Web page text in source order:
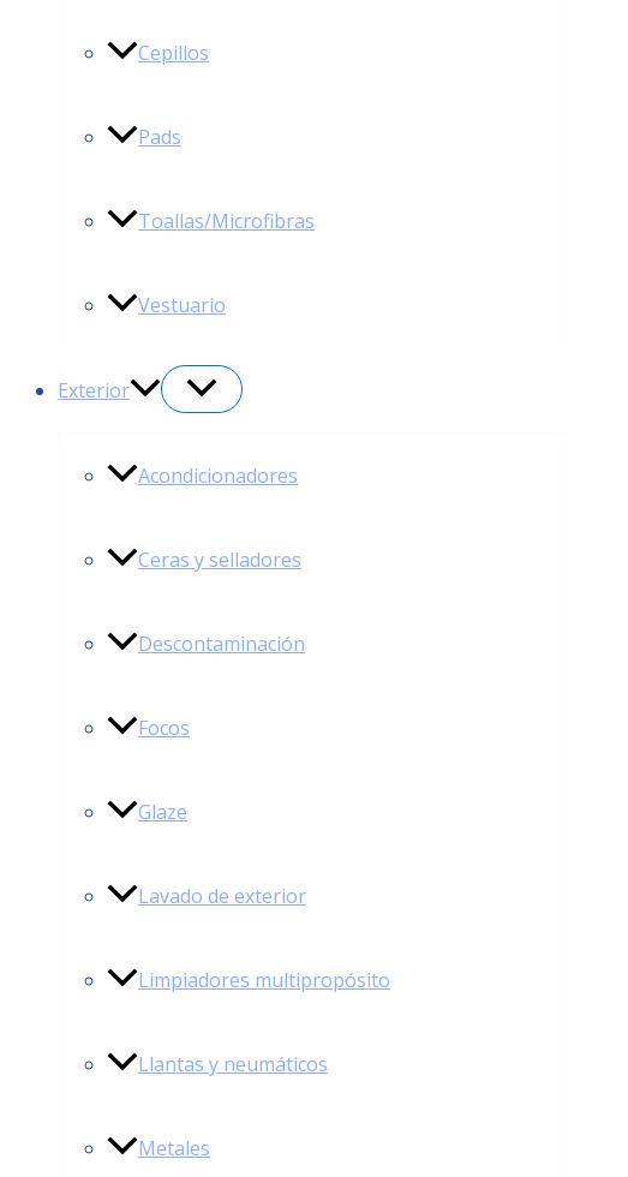
Cepillos
Pads
Toallas/Microfibras
Vestuario
Exterior
Acondicionadores
Ceras y selladores
Descontaminación
Focos
Glaze
Lavado de exterior
Limpiadores multipropósito
Llantas y neumáticos
Metales